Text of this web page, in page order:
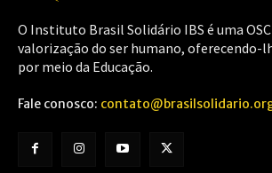
O Instituto Brasil Solidário IBS é uma
valorização do ser humano, oferecendo-
por meio da Educação.
Fale conosco: